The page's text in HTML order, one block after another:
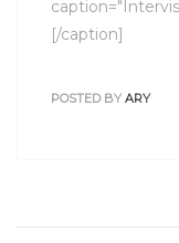
[/caption]
POSTED BY ARY